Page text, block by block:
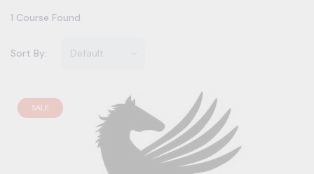
1 Course Found
Sort By:
SALE